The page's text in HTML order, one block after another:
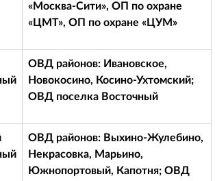
«Москва-Сити», ОП по охране
«ЦМТ», ОП по охране «ЦУМ»
ОВД районов: Ивановское,
Новокосино, Косино-Ухтомский;
ОВД поселка Восточный
ОВД районов: Выхино-Жулебино,
Некрасовка, Марьино,
Южнопортовый, Капотня; ОВД